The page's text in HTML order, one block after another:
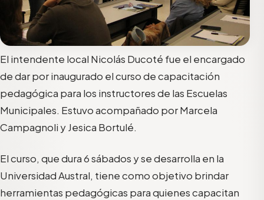
El intendente local Nicolás Ducoté fue el encargado
de dar por inaugurado el curso de capacitación
pedagógica para los instructores de las Escuelas
Municipales. Estuvo acompañado por Marcela
Campagnoli y Jesica Bortulé.
El curso, que dura 6 sábados y se desarrolla en la
Universidad Austral, tiene como objetivo brindar
herramientas pedagógicas para quienes capacitan